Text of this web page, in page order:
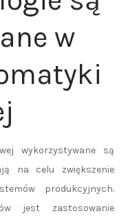
w
wykorzystywane są
na celu zwiększenie
produkcyjnych.
jest zastosowanie